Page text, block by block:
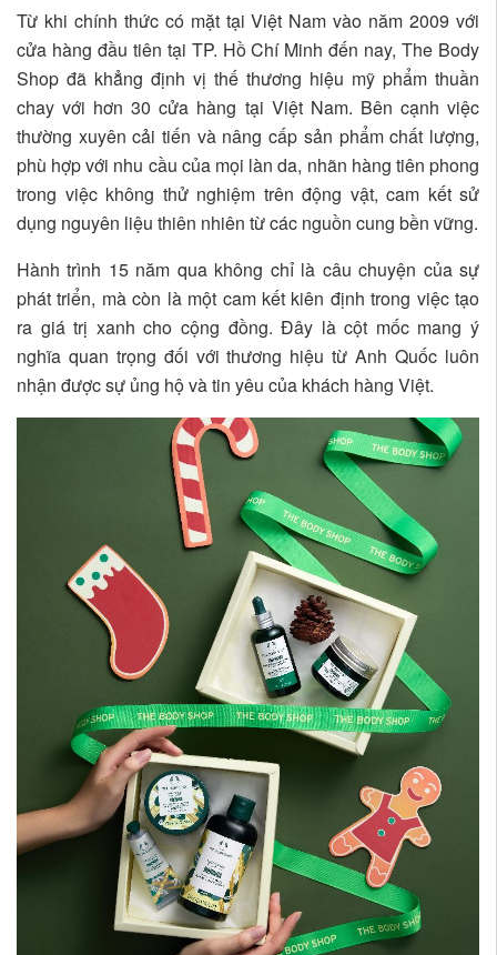
Từ khi chính thức có mặt tại Việt Nam vào năm 2009 với
cửa hàng đầu tiên tại TP. Hồ Chí Minh đến nay, The Body
Shop đã khẳng định vị thế thương hiệu mỹ phẩm thuần
chay với hơn 30 cửa hàng tại Việt Nam. Bên cạnh việc
thường xuyên cải tiến và nâng cấp sản phẩm chất lượng,
phù hợp với nhu cầu của mọi làn da, nhãn hàng tiên phong
trong việc không thử nghiệm trên động vật, cam kết sử
dụng nguyên liệu thiên nhiên từ các nguồn cung bền vững.
Hành trình 15 năm qua không chỉ là câu chuyện của sự
phát triển, mà còn là một cam kết kiên định trong việc tạo
ra giá trị xanh cho cộng đồng. Đây là cột mốc mang ý
nghĩa quan trọng đối với thương hiệu từ Anh Quốc luôn
nhận được sự ủng hộ và tin yêu của khách hàng Việt.